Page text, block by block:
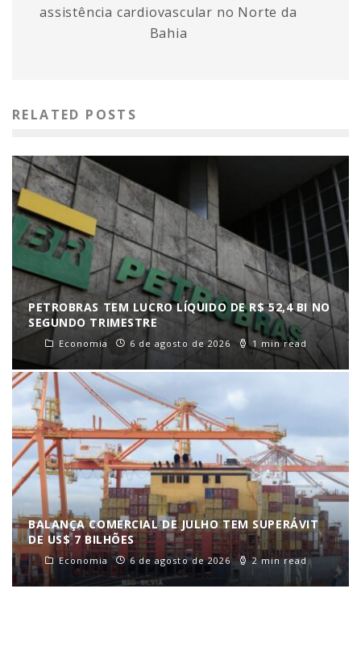
assistência cardiovascular no Norte da
Bahia
RELATED POSTS
PETROBRAS TEM LUCRO LÍQUIDO DE R$ 52,4 BI NO
SEGUNDO TRIMESTRE
Economia 6 de agosto de 2026 1 min read
BALANÇA COMERCIAL DE JULHO TEM SUPERÁVIT
DE US$ 7 BILHÕES
Economia 6 de agosto de 2026 2 min read